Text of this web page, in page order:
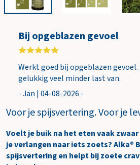
Bij opgeblazen gevoel
Werkt goed bij opgeblazen gevoel.
gelukkig veel minder last van.
- Jan | 04-08-2026 -
Voor je spijsvertering. Voor je
Voelt je buik na het eten vaak
je verlangen naar iets zoets?
spijsvertering en helpt bij zoete
n
e
l
a
g
e
n